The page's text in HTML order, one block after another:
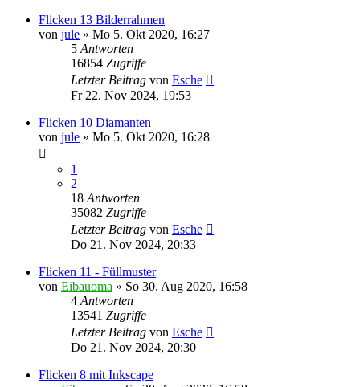
Flicken 13 Bilderrahmen
von jule » Mo 5. Okt 2020, 16:27
5 Antworten
16854 Zugriffe
Letzter Beitrag von Esche
Fr 22. Nov 2024, 19:53
Flicken 10 Diamanten
von jule » Mo 5. Okt 2020, 16:28
1
2
18 Antworten
35082 Zugriffe
Letzter Beitrag von Esche
Do 21. Nov 2024, 20:33
Flicken 11 - Füllmuster
von Eibauoma » So 30. Aug 2020, 16:58
4 Antworten
13541 Zugriffe
Letzter Beitrag von Esche
Do 21. Nov 2024, 20:30
Flicken 8 mit Inkscape